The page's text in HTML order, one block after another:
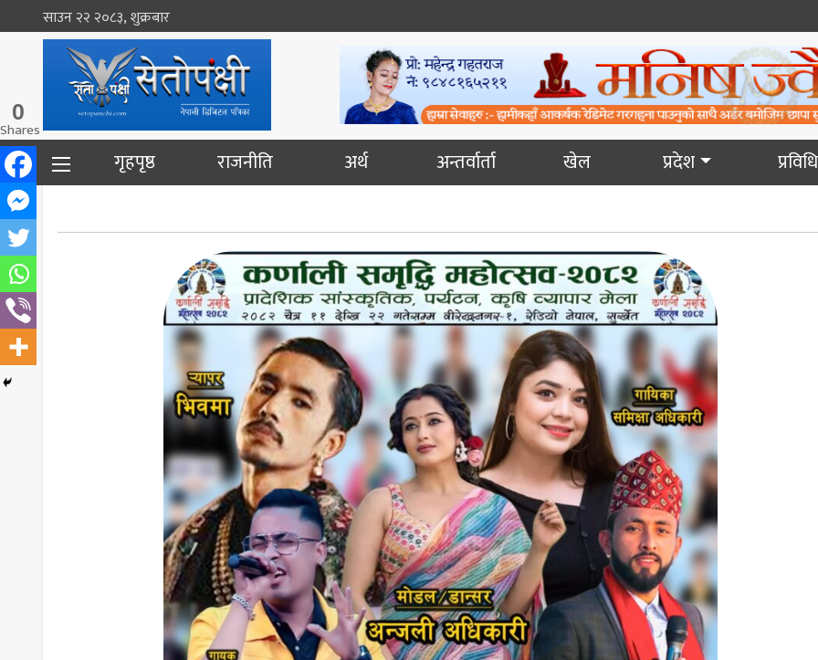
साउन २२ २०८३, शुक्रबार
गृहपृष्ठ राजनीति अर्थ अन्तर्वार्ता खेल प्रदेश प्रविधि
0
Shares